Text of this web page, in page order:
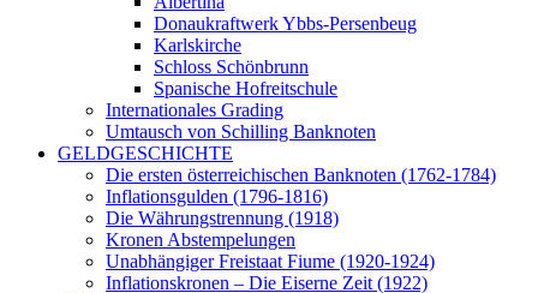
Donaukraftwerk Ybbs-Persenbeug
Karlskirche
Schloss Schönbrunn
Spanische Hofreitschule
Internationales Grading
Umtausch von Schilling Banknoten
GELDGESCHICHTE
Die ersten österreichischen Banknoten (1762-1784)
Inflationsgulden (1796-1816)
Die Währungstrennung (1918)
Kronen Abstempelungen
Unabhängiger Freistaat Fiume (1920-1924)
Inflationskronen – Die Eiserne Zeit (1922)